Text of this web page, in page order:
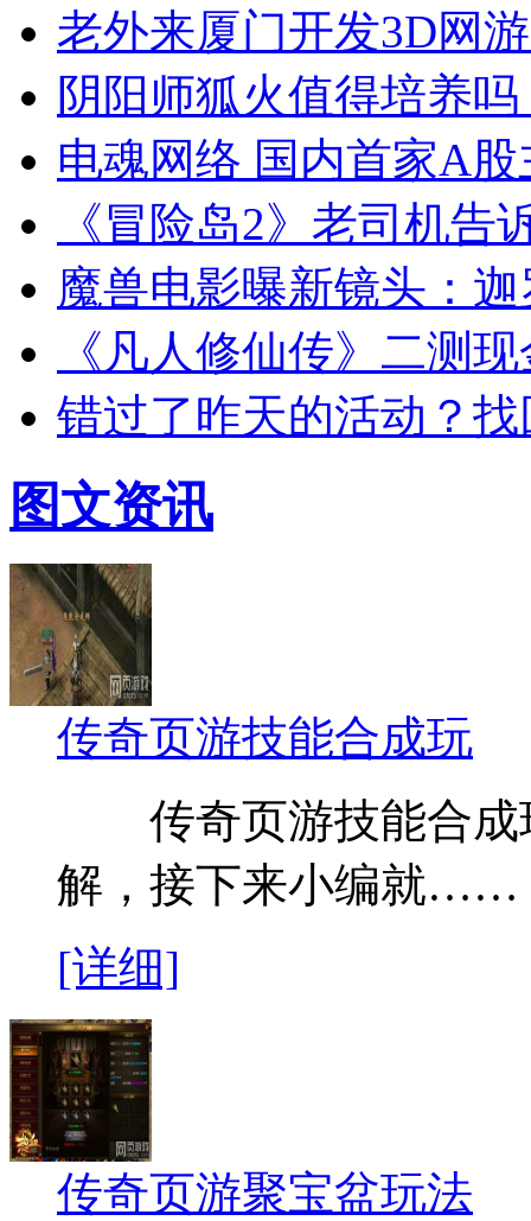
老外来厦门开发3D网
阴阳师狐火值得培养
电魂网络 国内首家A
《冒险岛2》老司机告
魔兽电影曝新镜头：
《凡人修仙传》二测
错过了昨天的活动？
图文资讯
传奇页游技能合成玩
传奇页游技能合成
解，接下来小编就……
[详细]
传奇页游聚宝盆玩法